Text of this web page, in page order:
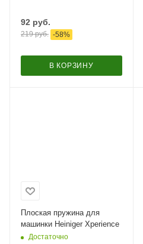
92 руб.
219руб. -58%
В КОРЗИНУ
Плоская пружина для
машинки Heiniger Xperience
Достаточно